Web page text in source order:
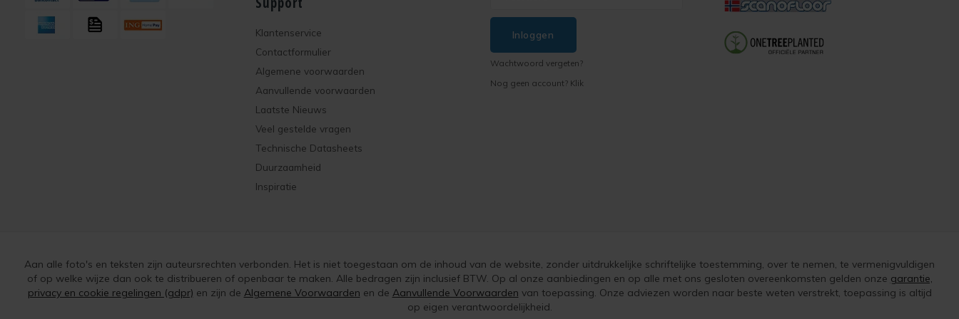
Klantenservice
Contactformulier
Algemene voorwaarden
Aanvullende voorwaarden
Laatste Nieuws
Veel gestelde vragen
Technische Datasheets
Duurzaamheid
Inspiratie
Inloggen
Wachtwoord vergeten?
Nog geen account? Klik
Aan alle foto's en teksten zijn auteursrechten verbonden. Het is niet toegestaan om de inhoud van de website, zonder uitdrukkelijke schriftelijke toestemming, over te nemen, te vermenigvuldigen
of op welke wijze dan ook te distribueren of openbaar te maken. Alle bedragen zijn inclusief BTW. Op al onze aanbiedingen en op alle met ons gesloten overeenkomsten gelden onze garantie,
privacy en cookie regelingen (gdpr) en zijn de Algemene Voorwaarden en de Aanvullende Voorwaarden van toepassing. Onze adviezen worden naar beste weten verstrekt, toepassing is altijd
op eigen verantwoordelijkheid.